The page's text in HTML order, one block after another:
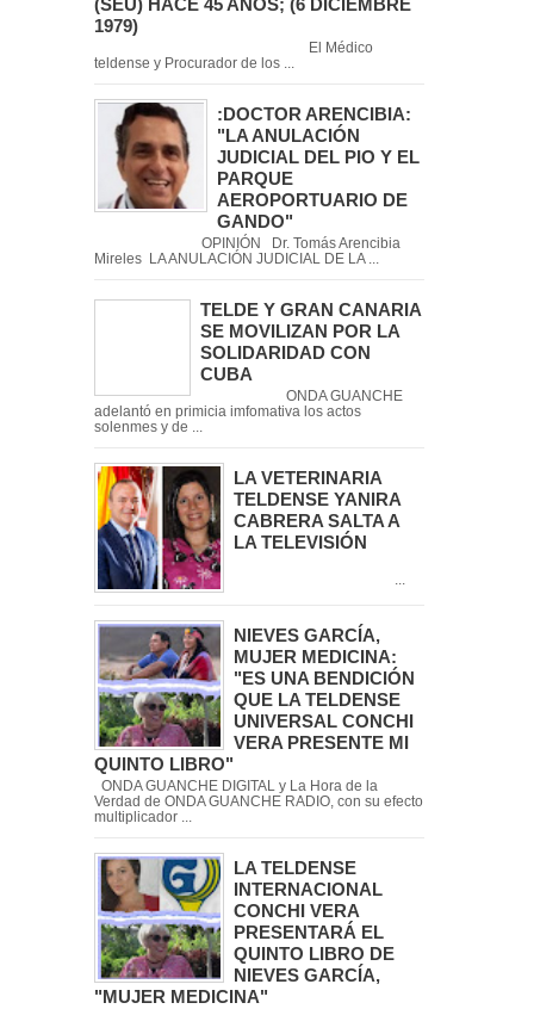
(SEU) HACE 45 AÑOS; (6 DICIEMBRE
1979)
El Médico
teldense y Procurador de los ...
:DOCTOR ARENCIBIA:
"LA ANULACIÓN
JUDICIAL DEL PIO Y EL
PARQUE
AEROPORTUARIO DE
GANDO"
OPINIÓN Dr. Tomás Arencibia
Mireles LA ANULACIÓN JUDICIAL DE LA ...
TELDE Y GRAN CANARIA
SE MOVILIZAN POR LA
SOLIDARIDAD CON
CUBA
ONDA GUANCHE
adelantó en primicia imfomativa los actos
solenmes y de ...
LA VETERINARIA
TELDENSE YANIRA
CABRERA SALTA A
LA TELEVISIÓN
NIEVES GARCÍA,
MUJER MEDICINA:
"ES UNA BENDICIÓN
QUE LA TELDENSE
UNIVERSAL CONCHI
VERA PRESENTE MI
QUINTO LIBRO"
ONDA GUANCHE DIGITAL y La Hora de la
Verdad de ONDA GUANCHE RADIO, con su efecto
multiplicador ...
LA TELDENSE
INTERNACIONAL
CONCHI VERA
PRESENTARÁ EL
QUINTO LIBRO DE
NIEVES GARCÍA,
"MUJER MEDICINA"